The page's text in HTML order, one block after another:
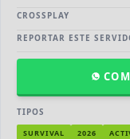
CROSSPLAY
REPORTAR ESTE
TIPOS
SURVIVAL 2026